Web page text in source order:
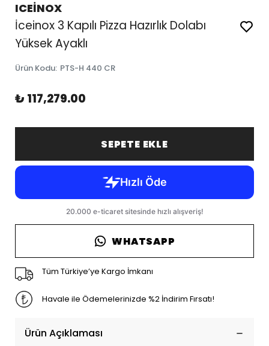
ICEİNOX
İceinox 3 Kapılı Pizza Hazırlık Dolabı
Yüksek Ayaklı
Ürün Kodu: PTS-H 440 CR
₺ 117,279.00
SEPETE EKLE
WHATSAPP
Tüm Türkiye’ye Kargo İmkanı
Havale ile Ödemelerinizde %2 İndirim Fırsatı!
Ürün Açıklaması